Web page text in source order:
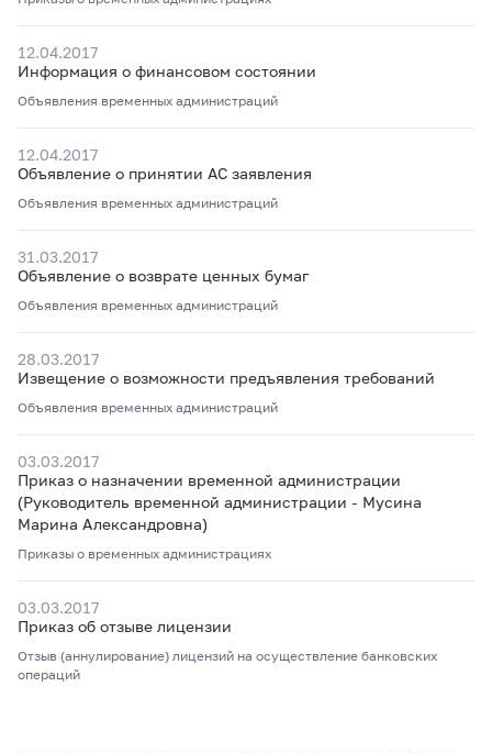
12.04.2017
Информация о финансовом состоянии
Объявления временных администраций
12.04.2017
Объявление о принятии АС заявления
Объявления временных администраций
31.03.2017
Объявление о возврате ценных бумаг
Объявления временных администраций
28.03.2017
Извещение о возможности предъявления требований
Объявления временных администраций
03.03.2017
Приказ о назначении временной администрации
(Руководитель временной администрации - Мусина
Марина Александровна)
Приказы о временных администрациях
03.03.2017
Приказ об отзыве лицензии
Отзыв (аннулирование) лицензий на осуществление банковских
операций